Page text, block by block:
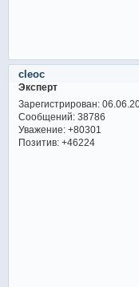
cleoc
Эксперт
Зарегистрирован:
Сообщений:38786
Уважение: +80301
Позитив: +46224